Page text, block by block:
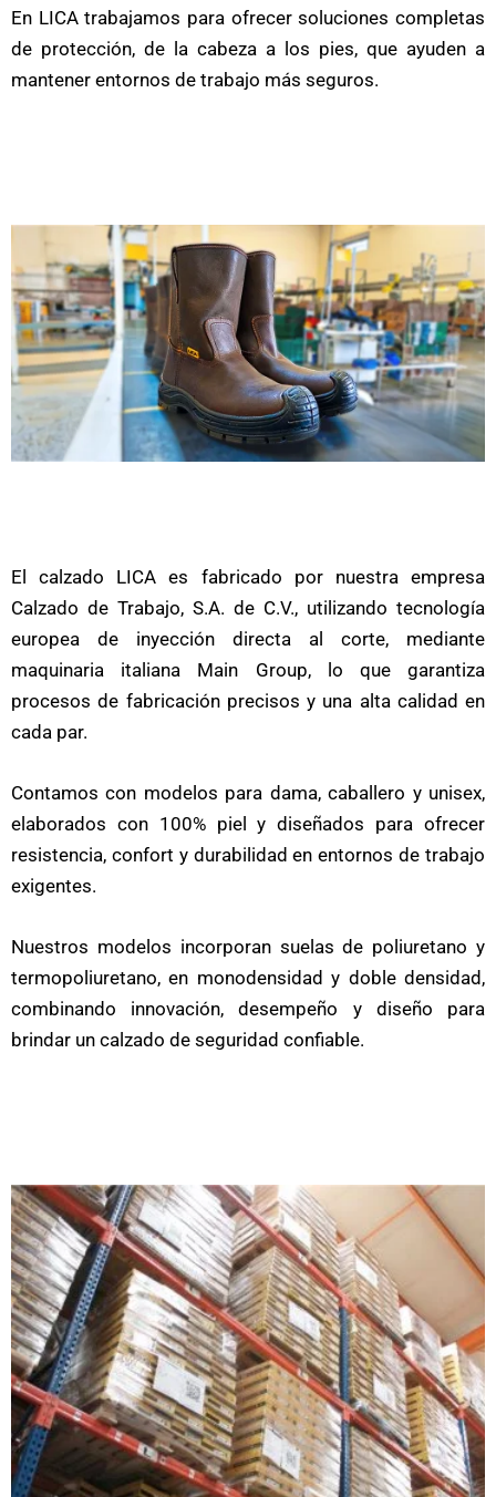
En LICA trabajamos para ofrecer soluciones completas
de protección, de la cabeza a los pies, que ayuden a
mantener entornos de trabajo más seguros.
El calzado LICA es fabricado por nuestra empresa
Calzado de Trabajo, S.A. de C.V., utilizando tecnología
europea de inyección directa al corte, mediante
maquinaria italiana Main Group, lo que garantiza
procesos de fabricación precisos y una alta calidad en
cada par.
Contamos con modelos para dama, caballero y unisex,
elaborados con 100% piel y diseñados para ofrecer
resistencia, confort y durabilidad en entornos de trabajo
exigentes.
Nuestros modelos incorporan suelas de poliuretano y
termopoliuretano, en monodensidad y doble densidad,
combinando innovación, desempeño y diseño para
brindar un calzado de seguridad confiable.